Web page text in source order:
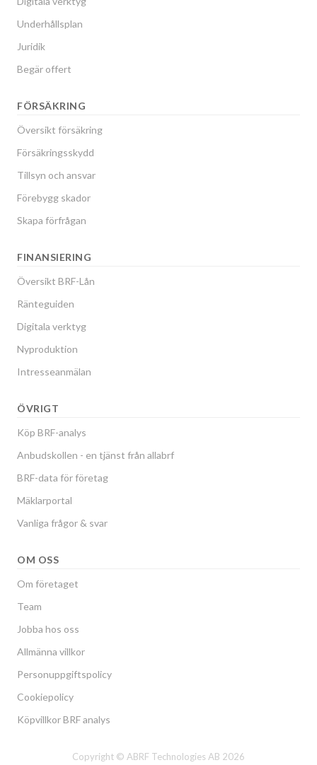
Underhållsplan
Juridik
Begär offert
FÖRSÄKRING
Översikt försäkring
Försäkringsskydd
Tillsyn och ansvar
Förebygg skador
Skapa förfrågan
FINANSIERING
Översikt BRF-Lån
Ränteguiden
Digitala verktyg
Nyproduktion
Intresseanmälan
ÖVRIGT
Köp BRF-analys
Anbudskollen - en tjänst från allabrf
BRF-data för företag
Mäklarportal
Vanliga frågor & svar
OM OSS
Om företaget
Team
Jobba hos oss
Allmänna villkor
Personuppgiftspolicy
Cookiepolicy
Köpvillkor BRF analys
Copyright © ABRF Technologies AB 2026